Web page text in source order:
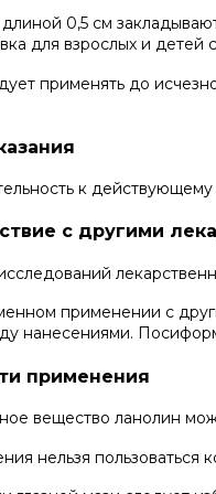
0,5 см
для взрослых и детей
применять до
к
с другими
применении с
нанесениями.
применения
вещество ланолин
нельзя пользоваться